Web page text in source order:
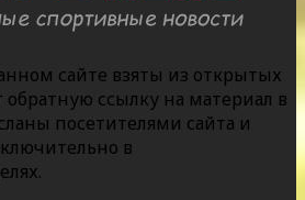
сайте взяты из открытых
ссылку на материал в
посетителями сайта и
в